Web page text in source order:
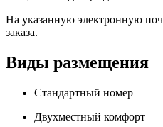
На указанную электронную
заказа.
Виды размещения
Стандартный номер
Двухместный комфорт